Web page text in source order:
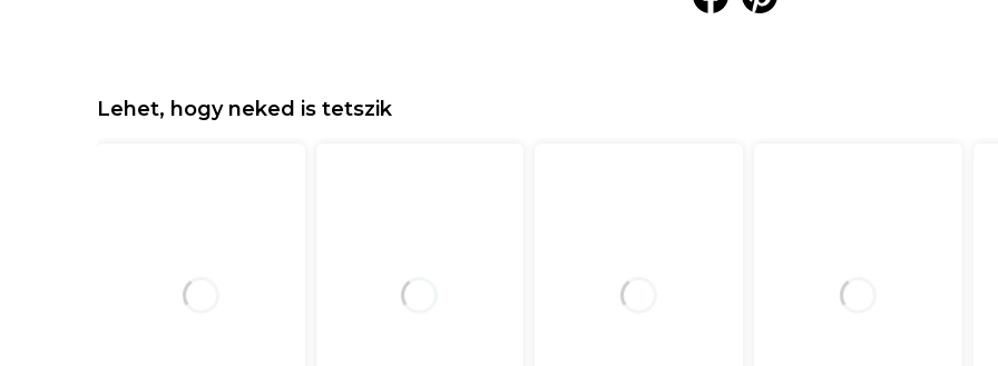
Lehet, hogy neked is tetszik